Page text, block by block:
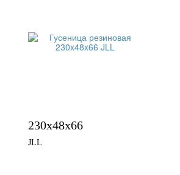
230x48x66
JLL